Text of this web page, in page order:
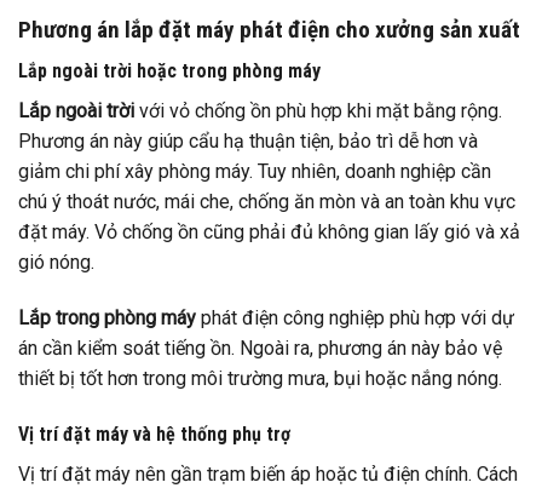
Phương án lắp đặt máy phát điện cho xưởng sản xuất
Lắp ngoài trời hoặc trong phòng máy
Lắp ngoài trời với vỏ chống ồn phù hợp khi mặt bằng rộng.
Phương án này giúp cẩu hạ thuận tiện, bảo trì dễ hơn và
giảm chi phí xây phòng máy. Tuy nhiên, doanh nghiệp cần
chú ý thoát nước, mái che, chống ăn mòn và an toàn khu vực
đặt máy. Vỏ chống ồn cũng phải đủ không gian lấy gió và xả
gió nóng.
Lắp trong phòng máy phát điện công nghiệp phù hợp với dự
án cần kiểm soát tiếng ồn. Ngoài ra, phương án này bảo vệ
thiết bị tốt hơn trong môi trường mưa, bụi hoặc nắng nóng.
Vị trí đặt máy và hệ thống phụ trợ
Vị trí đặt máy nên gần trạm biến áp hoặc tủ điện chính. Cách